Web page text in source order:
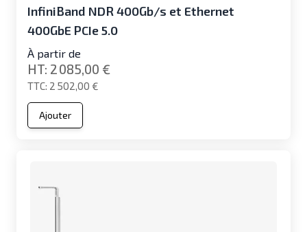
InfiniBand NDR 400Gb/s et Ethernet
400GbE PCIe 5.0
À partir de
2 502,00 €
2 085,00 €
Ajouter